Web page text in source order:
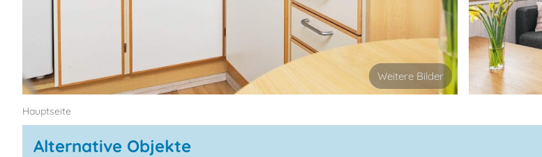
Hauptseite
Alternative Objekte